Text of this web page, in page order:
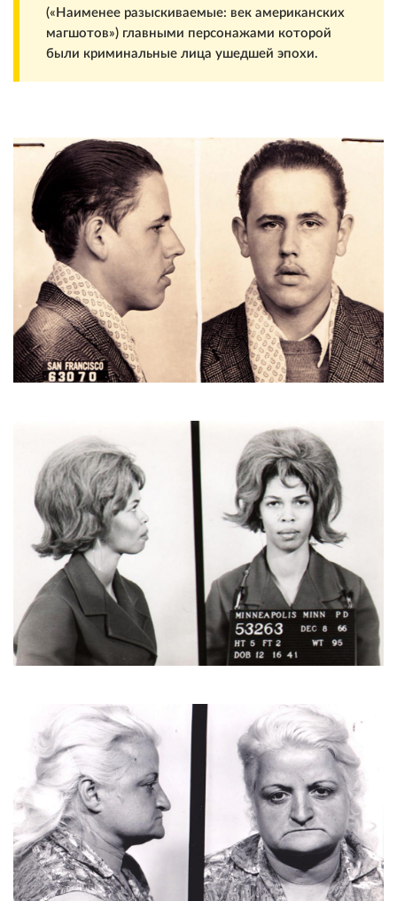
(«Наименее разыскиваемые: век американских
магшотов») главными персонажами которой
были криминальные лица ушедшей эпохи.